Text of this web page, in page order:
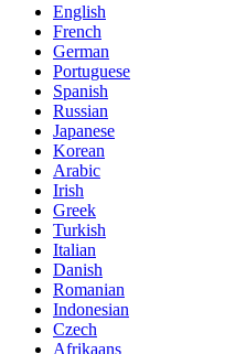
English
French
German
Portuguese
Spanish
Russian
Japanese
Korean
Arabic
Irish
Greek
Turkish
Italian
Danish
Romanian
Indonesian
Czech
Afrikaans